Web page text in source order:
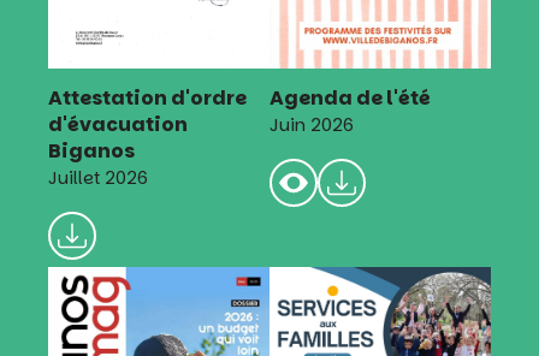
Attestation d'ordre
d'évacuation
Biganos
Juillet 2026
Agenda de l'été
Juin 2026